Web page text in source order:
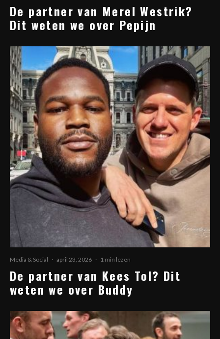
De partner van Merel Westrik?
Dit weten we over Pepijn
Media & Social · april 23, 2026 · 1 min lezen
De partner van Kees Tol? Dit
weten we over Buddy